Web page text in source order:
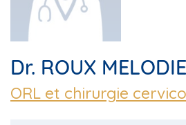
Dr. ROUX MELODIE
ORL et chirurgie